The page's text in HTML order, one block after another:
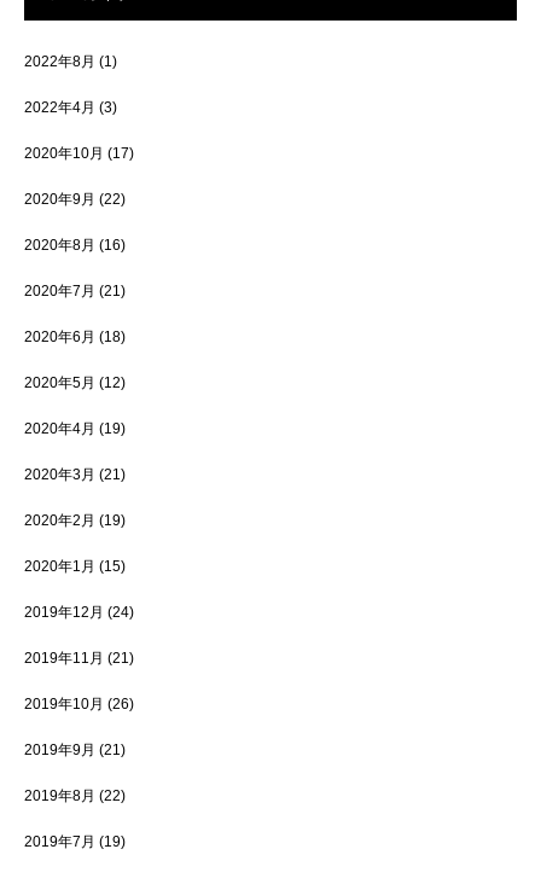
2022年8月 (1)
2022年4月 (3)
2020年10月 (17)
2020年9月 (22)
2020年8月 (16)
2020年7月 (21)
2020年6月 (18)
2020年5月 (12)
2020年4月 (19)
2020年3月 (21)
2020年2月 (19)
2020年1月 (15)
2019年12月 (24)
2019年11月 (21)
2019年10月 (26)
2019年9月 (21)
2019年8月 (22)
2019年7月 (19)